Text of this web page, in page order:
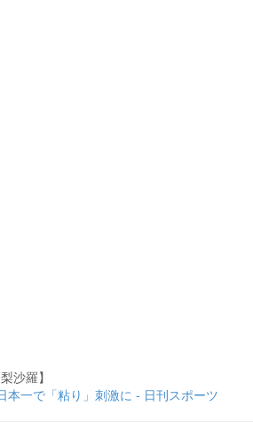
沙羅】
本一で「粘り」刺激に - 日刊スポーツ